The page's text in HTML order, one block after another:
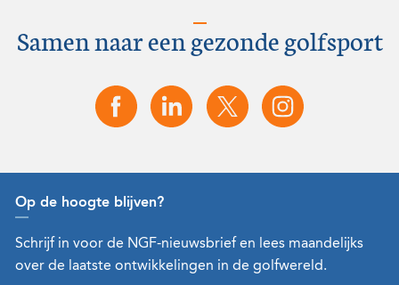
Samen naar een gezonde golfsport
Op de hoogte blijven?
Schrijf in voor de NGF-nieuwsbrief en lees maandelijks
over de laatste ontwikkelingen in de golfwereld.